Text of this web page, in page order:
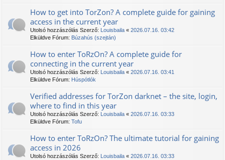
How to get into TorZon? A complete guide for gaining
access in the current year
Utolsó hozzászólás Szerző: Louisbaila « 2026.07.16. 03:42
Elküldve Fórum: Búzahús (szejtán)
How to enter TоRzOn? A complete guide for
connecting in the current year
Utolsó hozzászólás Szerző: Louisbaila « 2026.07.16. 03:41
Elküldve Fórum: Húspótlók
Verified addresses for TorZon darknet – the site, login,
where to find in this year
Utolsó hozzászólás Szerző: Louisbaila « 2026.07.16. 03:33
Elküldve Fórum: Tofu
How to enter TоRzOn? The ultimate tutorial for gaining
access in 2026
Utolsó hozzászólás Szerző: Louisbaila « 2026.07.16. 03:33